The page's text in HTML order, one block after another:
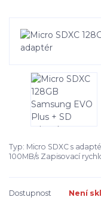
Typ: Micro SDXC s
100MB/s Zapisovací
Dostupnost Není